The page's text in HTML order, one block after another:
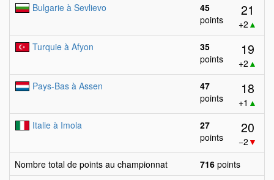
Bulgarie à Sevlievo
45
points
21
+2 ▲
Turquie à Afyon
35
points
19
+2 ▲
Pays-Bas à Assen
47
points
18
+1 ▲
Italie à Imola
27
points
20
−2 ▼
Nombre total de points au championnat
716 points